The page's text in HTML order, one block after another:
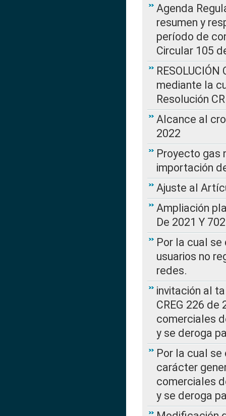
Agenda
resumen y
período de
Circular 105
mediante la
Resolución
Alcance al
2022
Proyecto gas
importación
Ajuste al
Ampliación
De 2021 Y
Por la cual
usuarios no
redes.
invitación al
CREG 226
comerciales
y se deroga
Por la cual
carácter
comerciales
y se deroga